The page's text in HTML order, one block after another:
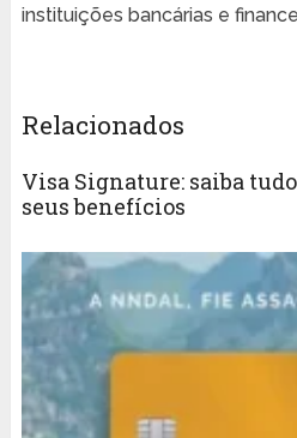
instituições bancárias e
Relacionados
Visa Signature: saiba
seus benefícios